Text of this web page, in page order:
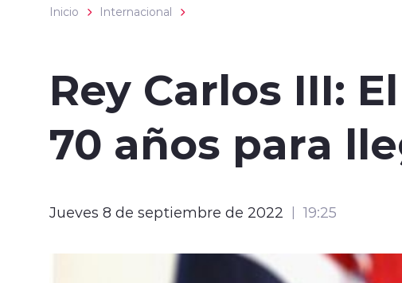
Inicio Internacional
Rey Carlos III:
70 años para
Jueves 8 de septiembre de 2022 19:25